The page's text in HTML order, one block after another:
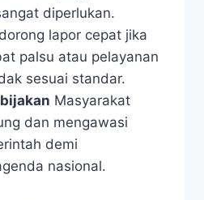
diperlukan.
lapor cepat jika
palsu atau pelayanan
sesuai standar.
Masyarakat
dan mengawasi
demi
nasional.